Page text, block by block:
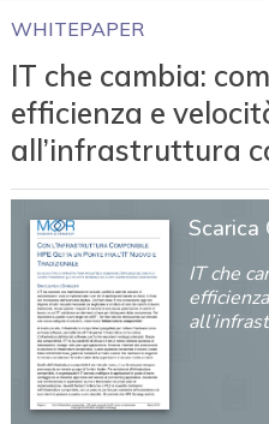
WHITEPAPER
IT che cambia:
efficienza e
all’infrastruttura
Scarica
IT che